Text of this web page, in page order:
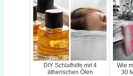
DIY Schlafhilfe mit 4
ätherischen Ölen
Wie
30